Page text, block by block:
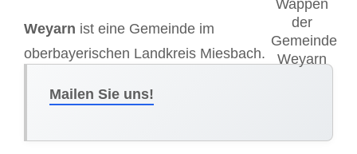
Weyarn ist eine Gemeinde im
oberbayerischen Landkreis Miesbach.
Mailen Sie uns!